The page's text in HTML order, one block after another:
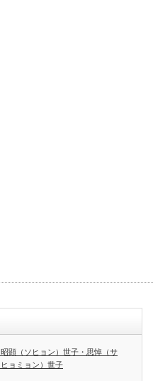
顕（ソヒョン）世子・思悼（サ
ョミョン）世子